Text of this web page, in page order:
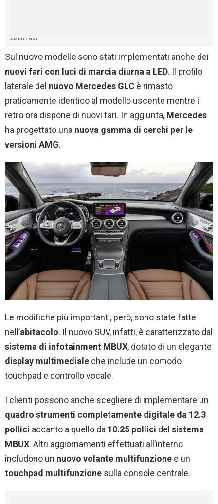
ADVERTISEMENT
Sul nuovo modello sono stati implementati anche dei
nuovi fari con luci di marcia diurna a LED. Il profilo
laterale del nuovo Mercedes GLC è rimasto
praticamente identico al modello uscente mentre il
retro ora dispone di nuovi fari. In aggiunta, Mercedes
ha progettato una nuova gamma di cerchi per le
versioni AMG.
Le modifiche più importanti, però, sono state fatte
nell’abitacolo. Il nuovo SUV, infatti, è caratterizzato dal
sistema di infotainment MBUX, dotato di un elegante
display multimediale che include un comodo
touchpad e controllo vocale.
I clienti possono anche scegliere di implementare un
quadro strumenti completamente digitale da 12.3
pollici accanto a quello da 10.25 pollici del sistema
MBUX. Altri aggiornamenti effettuati all’interno
includono un nuovo volante multifunzione e un
touchpad multifunzione sulla console centrale.